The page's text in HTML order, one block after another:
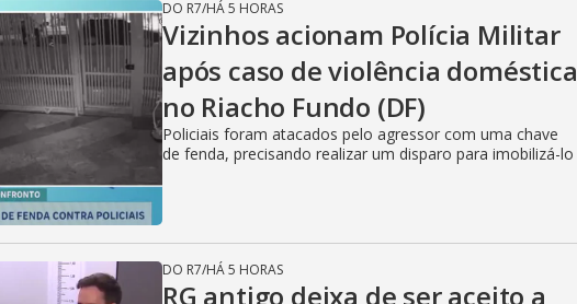
DO R7/HÁ 5 HORAS
Vizinhos acionam Polícia Militar
após caso de violência doméstica
no Riacho Fundo (DF)
Policiais foram atacados pelo agressor com uma chave
de fenda, precisando realizar um disparo para imobilizá-lo
DO R7/HÁ 5 HORAS
RG antigo deixa de ser aceito a